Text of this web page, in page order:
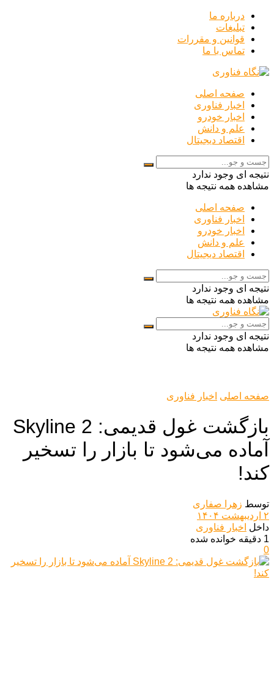
درباره ما
تبلیغات
قوانین و مقررات
تماس با ما
صفحه اصلی
اخبار فناوری
اخبار خودرو
علم و دانش
اقتصاد دیجیتال
نتیجه ای وجود ندارد
مشاهده همه نتیجه ها
صفحه اصلی
اخبار فناوری
اخبار خودرو
علم و دانش
اقتصاد دیجیتال
نتیجه ای وجود ندارد
مشاهده همه نتیجه ها
نتیجه ای وجود ندارد
مشاهده همه نتیجه ها
صفحه اصلی اخبار فناوری
بازگشت غول قدیمی: Skyline 2
آماده می‌شود تا بازار را تسخیر
کند!
توسط زهرا صفاری
۲ اردیبهشت ۱۴۰۴
داخل اخبار فناوری
1 دقیقه خوانده شده
0